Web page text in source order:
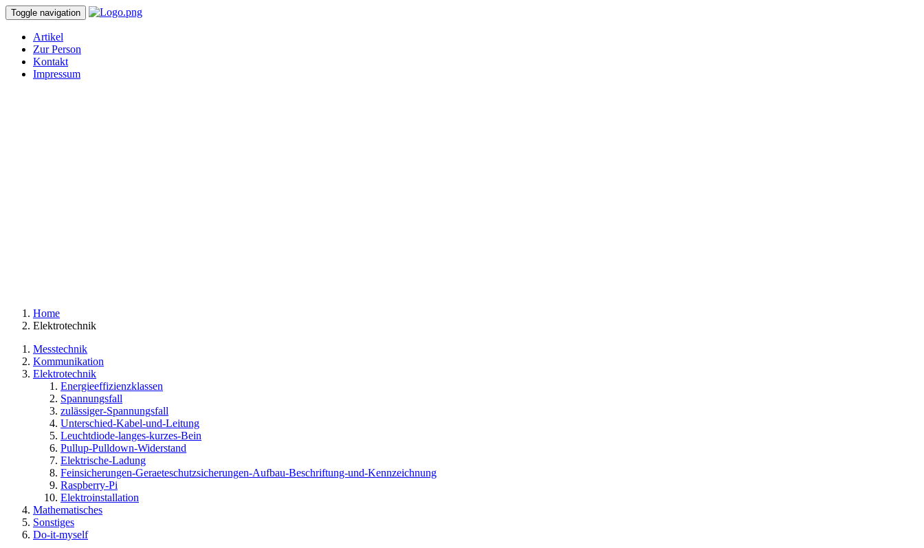
Toggle navigation
Artikel
Zur Person
Kontakt
Impressum
Home
Elektrotechnik
Messtechnik
Kommunikation
Elektrotechnik
Energieeffizienzklassen
Spannungsfall
zulässiger-Spannungsfall
Unterschied-Kabel-und-Leitung
Leuchtdiode-langes-kurzes-Bein
Pullup-Pulldown-Widerstand
Elektrische-Ladung
Feinsicherungen-Geraeteschutzsicherungen-Aufbau-Beschriftung-und-Kennzeichnung
Raspberry-Pi
Elektroinstallation
Mathematisches
Sonstiges
Do-it-myself